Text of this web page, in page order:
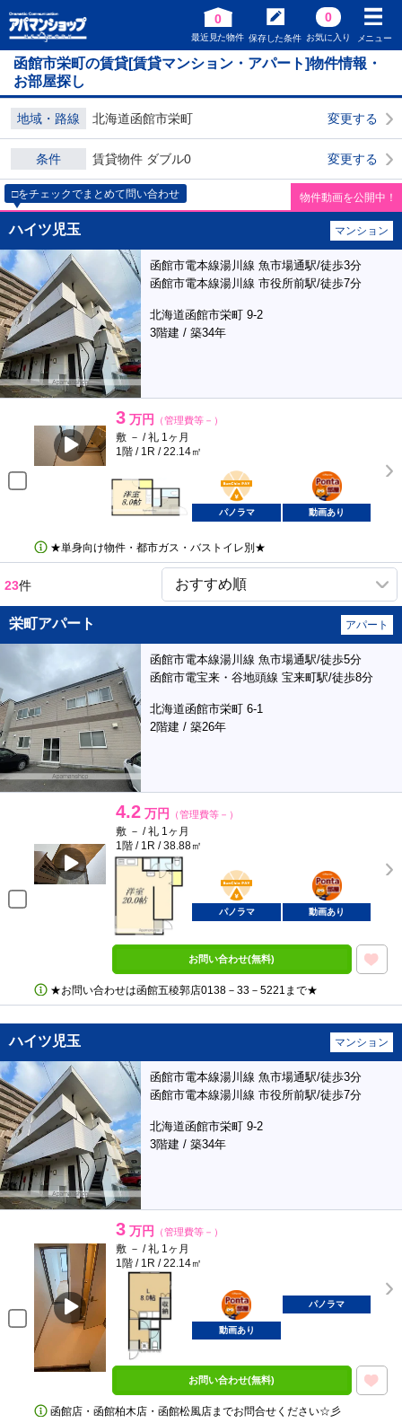
0
最近見た物件 保存した条件
0
お気に入り メニュー
函館市栄町の賃貸[賃貸マンション・アパート]物件情報・
お部屋探し
地域・路線 北海道函館市栄町 変更する
条件 賃貸物件 ダブル0 変更する
□をチェックでまとめて問い合わせ 物件動画を公開中！
ハイツ児玉 マンション
函館市電本線湯川線 魚市場通駅/徒歩3分
函館市電本線湯川線 市役所前駅/徒歩7分
北海道函館市栄町 9-2
3階建 / 築34年
3 万円 （管理費等－）
敷 － / 礼 1ヶ月
1階 / 1R / 22.14㎡
BunChinPAY
ポンタ
部屋
パノラマ 動画あり
★単身向け物件・都市ガス・バストイレ別★
23件
栄町アパート アパート
函館市電本線湯川線 魚市場通駅/徒歩5分
函館市電宝来・谷地頭線 宝来町駅/徒歩8分
北海道函館市栄町 6-1
2階建 / 築26年
4.2 万円 （管理費等－）
敷 － / 礼 1ヶ月
1階 / 1R / 38.88㎡
BunChinPAY
ポンタ
部屋
パノラマ 動画あり
お問い合わせ(無料)
★お問い合わせは函館五稜郭店0138－33－5221まで★
ハイツ児玉 マンション
函館市電本線湯川線 魚市場通駅/徒歩3分
函館市電本線湯川線 市役所前駅/徒歩7分
北海道函館市栄町 9-2
3階建 / 築34年
3 万円 （管理費等－）
敷 － / 礼 1ヶ月
1階 / 1R / 22.14㎡
ポンタ
部屋
パノラマ
動画あり
お問い合わせ(無料)
函館店・函館柏木店・函館松風店までお問合せください☆彡